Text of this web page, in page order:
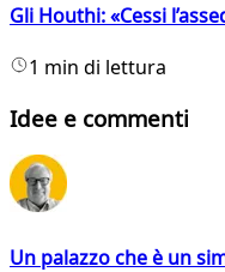
Gli Houthi: «Cessi
1 min di lettura
Idee e commenti
Un palazzo che è un